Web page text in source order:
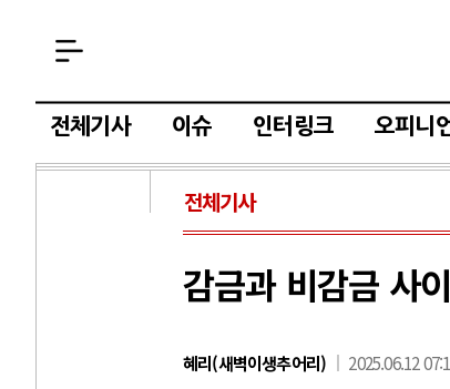
전체기사 이슈 인터링크 오피니
전체기사
감금과 비감금 사
혜리(새벽이생추어리) 2025.06.12